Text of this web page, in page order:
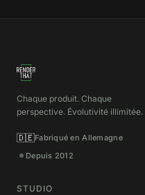
Chaque produit. Chaque
perspective. Évolutivité illimitée.
🇩🇪Fabriqué en Allemagne
Depuis 2012
STUDIO